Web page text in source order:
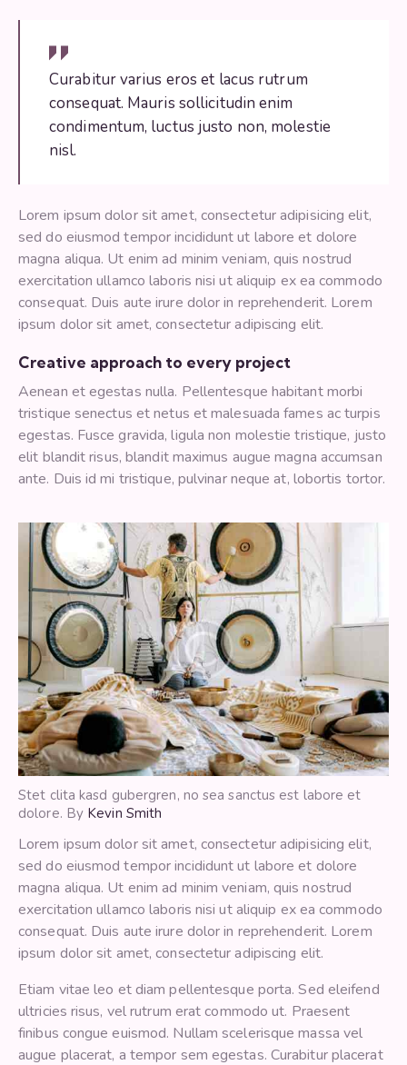
Curabitur varius eros et lacus rutrum
consequat. Mauris sollicitudin enim
condimentum, luctus justo non, molestie
nisl.
Lorem ipsum dolor sit amet, consectetur adipisicing elit,
sed do eiusmod tempor incididunt ut labore et dolore
magna aliqua. Ut enim ad minim veniam, quis nostrud
exercitation ullamco laboris nisi ut aliquip ex ea commodo
consequat. Duis aute irure dolor in reprehenderit. Lorem
ipsum dolor sit amet, consectetur adipiscing elit.
Creative approach to every project
Aenean et egestas nulla. Pellentesque habitant morbi
tristique senectus et netus et malesuada fames ac turpis
egestas. Fusce gravida, ligula non molestie tristique, justo
elit blandit risus, blandit maximus augue magna accumsan
ante. Duis id mi tristique, pulvinar neque at, lobortis tortor.
Stet clita kasd gubergren, no sea sanctus est labore et
dolore. By Kevin Smith
Lorem ipsum dolor sit amet, consectetur adipisicing elit,
sed do eiusmod tempor incididunt ut labore et dolore
magna aliqua. Ut enim ad minim veniam, quis nostrud
exercitation ullamco laboris nisi ut aliquip ex ea commodo
consequat. Duis aute irure dolor in reprehenderit. Lorem
ipsum dolor sit amet, consectetur adipiscing elit.
Etiam vitae leo et diam pellentesque porta. Sed eleifend
ultricies risus, vel rutrum erat commodo ut. Praesent
finibus congue euismod. Nullam scelerisque massa vel
augue placerat, a tempor sem egestas. Curabitur placerat